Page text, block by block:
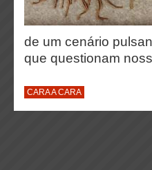
de um cenário
que questionam
CARA A CARA